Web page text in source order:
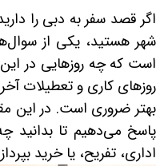
اگر قصد سفر به دبی را
شهر هستید، یکی از
است که چه روزهایی در
روزهای کاری و تعطیلات
بهتر ضروری است. در این
پاسخ می‌دهیم تا بدانید
اداری، تفریح، یا خرید